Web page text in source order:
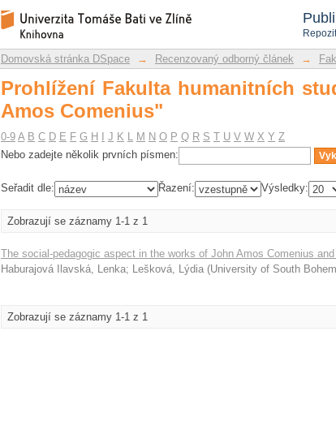
Prohlížení Fakulta humanitních
Repozitář DSpace/Manakin
Domovská stránka DSpace → Recenzovaný odborný článek →
Prohlížení Fakulta humanitních
Amos Comenius"
0-9 A B C D E F G H J K L M N O P Q R S T U V W X Y Z
Nebo zadejte několik prvních písmen:
Seřadit dle: Řazení: Výsledky:
Zobrazují se záznamy 1-1 z 1
The social-pedagogic aspect in the works of John Amos Comenius
Haburajová Ilavská, Lenka; Lešková, Lýdia (University of South
Zobrazují se záznamy 1-1 z 1